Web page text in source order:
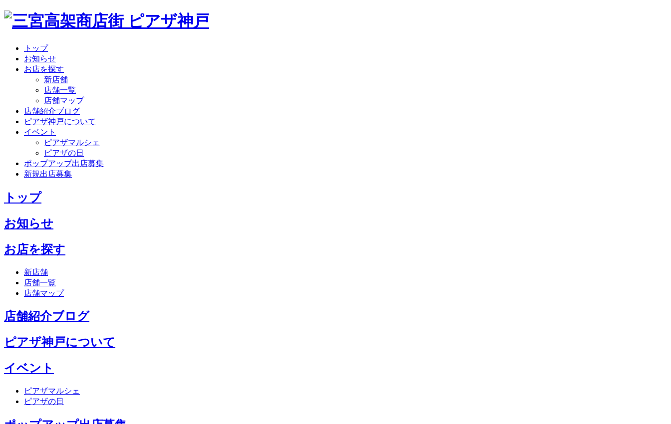
トップ
お知らせ
お店を探す
新店舗
店舗一覧
店舗マップ
店舗紹介ブログ
ピアザ神戸について
イベント
ピアザマルシェ
ピアザの日
ポップアップ出店募集
新規出店募集
トップ
お知らせ
お店を探す
新店舗
店舗一覧
店舗マップ
店舗紹介ブログ
ピアザ神戸について
イベント
ピアザマルシェ
ピアザの日